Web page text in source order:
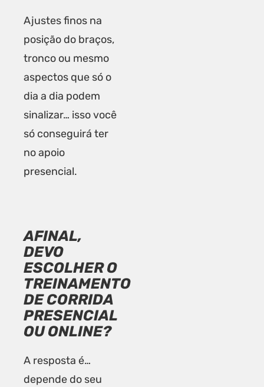
Ajustes finos na
posição do braços,
tronco ou mesmo
aspectos que só o
dia a dia podem
sinalizar… isso você
só conseguirá ter
no apoio
presencial.
AFINAL,
DEVO
ESCOLHER O
TREINAMENTO
DE CORRIDA
PRESENCIAL
OU ONLINE?
A resposta é…
depende do seu